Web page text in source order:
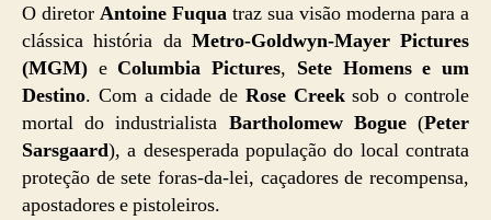
O diretor Antoine Fuqua traz sua visão moderna para a
clássica história da Metro-Goldwyn-Mayer Pictures
(MGM) e Columbia Pictures, Sete Homens e um
Destino. Com a cidade de Rose Creeksob o controle
mortal do industrialista Bartholomew Bogue(Peter
Sarsgaard), a desesperada população do local contrata
proteção de sete foras-da-lei, caçadores de recompensa,
apostadores e pistoleiros.